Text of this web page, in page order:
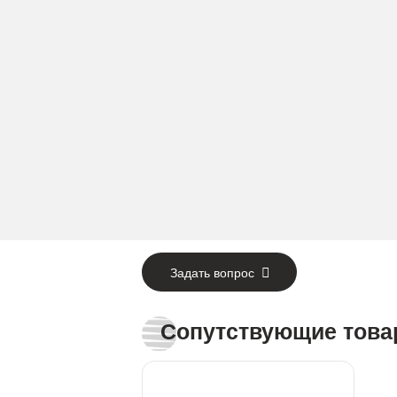
Задать вопрос
Сопутствующие